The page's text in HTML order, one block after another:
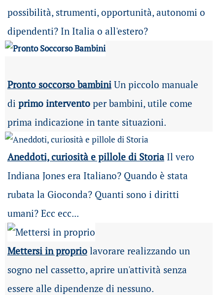
possibilità, strumenti, opportunità, autonomi o
dipendenti? In Italia o all'estero?
Pronto soccorso bambiniUn piccolo manuale
di primo interventoper bambini, utile come
prima indicazione in tante situazioni.
Aneddoti, curiosità e pillole di Storia Il vero
Indiana Jones era Italiano? Quando è stata
rubata la Gioconda? Quanti sono i diritti
umani? Ecc ecc...
Mettersi in propriolavorare realizzando un
sogno nel cassetto, aprire un'attività senza
essere alle dipendenze di nessuno.